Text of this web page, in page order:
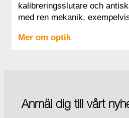
kalibreringsslutare och
med ren mekanik,
Mer om optik
Anmäl dig till vårt